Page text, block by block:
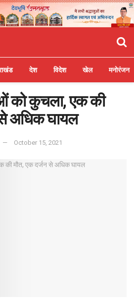
देश विदेश खेल मनोरंजन
को कुचला, एक की
अधिक घायल
October 15, 2021